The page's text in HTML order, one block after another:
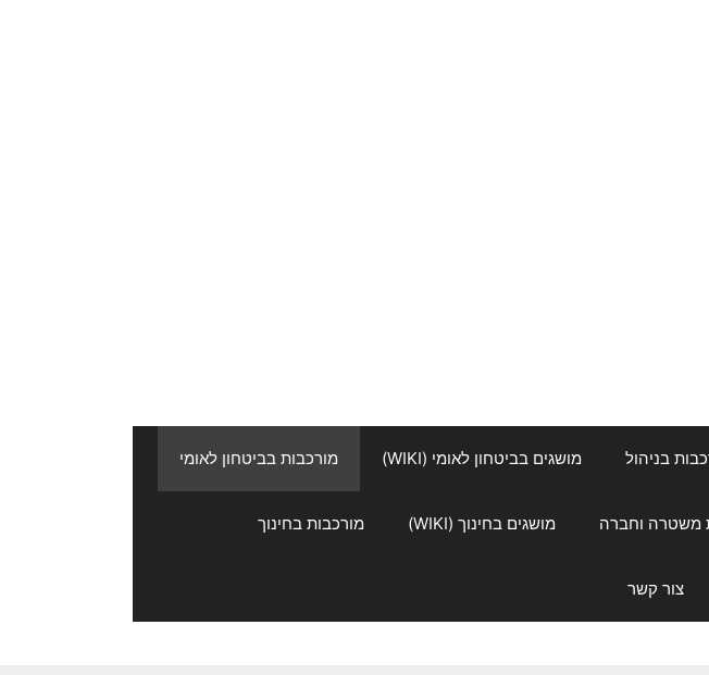
בניהול מושגים בביטחון לאומי (WIKI) מורכבות בביטחון לאומי
משטרה וחברה מושגים בחינוך (WIKI) מורכבות בחינוך
צור קשר